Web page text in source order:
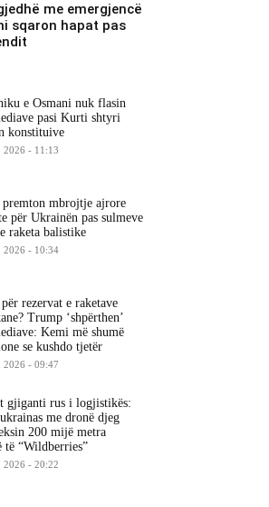
me emergjencë
sqaron hapat pas
e Osmani nuk flasin
pasi Kurti shtyri
konstituive
2026 - 11:13
mbrojtje ajrore
për Ukrainën pas sulmeve
raketa balistike
2026 - 10:34
rezervat e raketave
Trump ‘shpërthen’
Kemi më shumë
se kushdo tjetër
2026 - 09:47
gjiganti rus i logjistikës:
me dronë djeg
200 mijë metra
të “Wildberries”
2026 - 20:22